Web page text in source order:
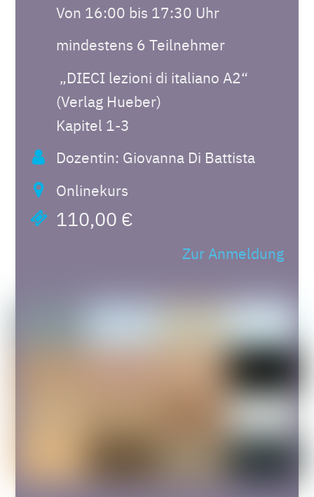
Von 16:00 bis 17:30 Uhr
mindestens 6 Teilnehmer
„DIECI lezioni di italiano A2“
(Verlag Hueber)
Kapitel 1-3
Dozentin: Giovanna Di Battista
Onlinekurs
110,00 €
Zur Anmeldung